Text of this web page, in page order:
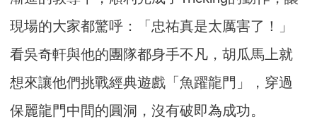
現場的大家都驚呼：「忠祐真是太厲害了！」
看吳奇軒與他的團隊都身手不凡，胡瓜馬上就
想來讓他們挑戰經典遊戲「魚躍龍門」，穿過
保麗龍門中間的圓洞，沒有破即為成功。